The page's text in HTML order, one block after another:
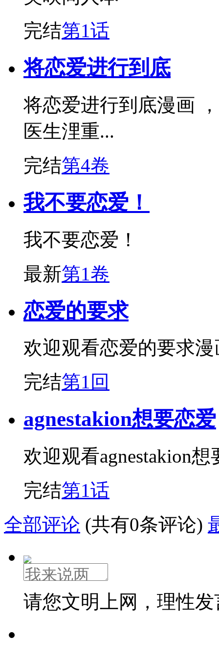
完结第1话
将恋爱进行到底
将恋爱进行到底漫画
医生浬重...
完结第4卷
我不要恋爱！
我不要恋爱！
最新第1卷
恋爱的要求
欢迎观看恋爱的要求漫
完结第1回
agnestakion想要恋爱
欢迎观看agnestakion想
完结第1话
全部评论 (共有0条评论)
请您文明上网，理性